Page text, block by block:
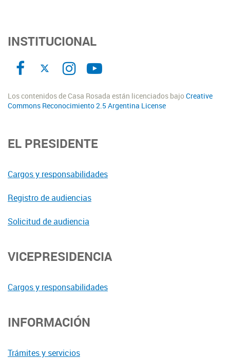
INSTITUCIONAL
Los contenidos de Casa Rosada están licenciados bajoCreative
Commons Reconocimiento 2.5 Argentina License
EL PRESIDENTE
Cargos y responsabilidades
Registro de audiencias
Solicitud de audiencia
VICEPRESIDENCIA
Cargos y responsabilidades
INFORMACIÓN
Trámites y servicios